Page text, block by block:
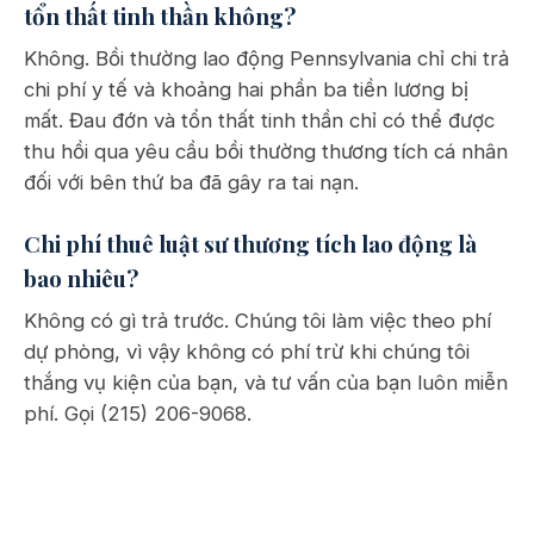
tổn thất tinh thần không?
Không. Bồi thường lao động Pennsylvania chỉ chi trả
chi phí y tế và khoảng hai phần ba tiền lương bị
mất. Đau đớn và tổn thất tinh thần chỉ có thể được
thu hồi qua yêu cầu bồi thường thương tích cá nhân
đối với bên thứ ba đã gây ra tai nạn.
Chi phí thuê luật sư thương tích lao động là
bao nhiêu?
Không có gì trả trước. Chúng tôi làm việc theo phí
dự phòng, vì vậy không có phí trừ khi chúng tôi
thắng vụ kiện của bạn, và tư vấn của bạn luôn miễn
phí. Gọi (215) 206-9068.